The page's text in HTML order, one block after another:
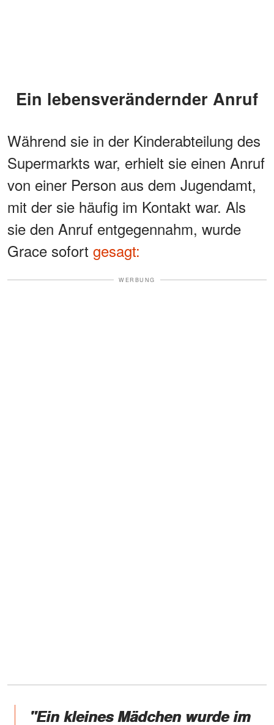
Ein lebensverändernder Anruf
Während sie in der Kinderabteilung des
Supermarkts war, erhielt sie einen Anruf
von einer Person aus dem Jugendamt,
mit der sie häufig im Kontakt war. Als
sie den Anruf entgegennahm, wurde
Grace sofort gesagt:
WERBUNG
"Ein kleines Mädchen wurde im